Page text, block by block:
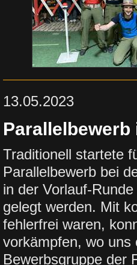
13.05.2023
Parallelbewerb
Traditionell startete
Parallelbewerb bei
in der Vorlauf-
gelegt werden. Mit
fehlerfrei waren,
vorkämpfen, wo uns
Bewerbsgruppe der